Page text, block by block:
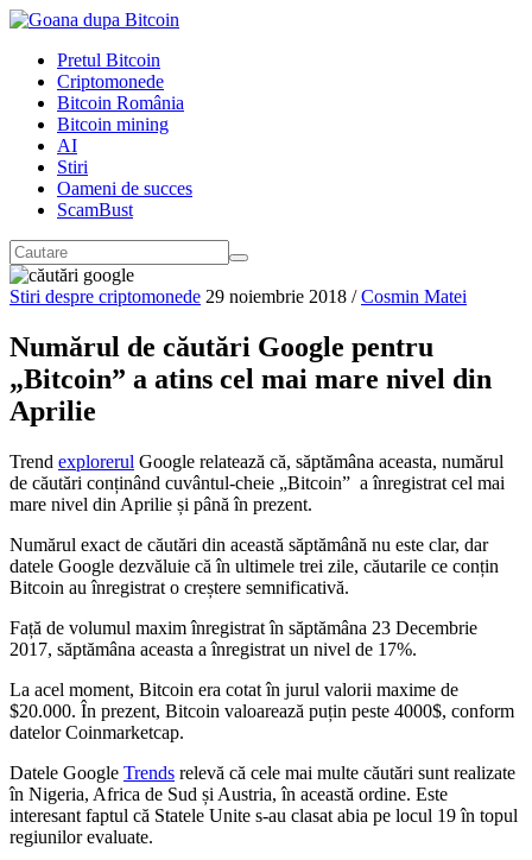
Pretul Bitcoin
Criptomonede
Bitcoin România
Bitcoin mining
AI
Stiri
Oameni de succes
ScamBust
Stiri despre criptomonede 29 noiembrie 2018 / Cosmin Matei
Numărul de căutări Google pentru
„Bitcoin” a atins cel mai mare nivel din
Aprilie
Trend explorerul Google relatează că, săptămâna aceasta, numărul
de căutări conținând cuvântul-cheie „Bitcoin” a înregistrat cel mai
mare nivel din Aprilie și până în prezent.
Numărul exact de căutări din această săptămână nu este clar, dar
datele Google dezvăluie că în ultimele trei zile, căutarile ce conțin
Bitcoin au înregistrat o creștere semnificativă.
Față de volumul maxim înregistrat în săptămâna 23 Decembrie
2017, săptămâna aceasta a înregistrat un nivel de 17%.
La acel moment, Bitcoin era cotat în jurul valorii maxime de
$20.000. În prezent, Bitcoin valoarează puțin peste 4000$, conform
datelor Coinmarketcap.
Datele Google Trends relevă că cele mai multe căutări sunt realizate
în Nigeria, Africa de Sud și Austria, în această ordine. Este
interesant faptul că Statele Unite s-au clasat abia pe locul 19 în topul
regiunilor evaluate.